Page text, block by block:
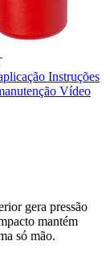
Instruções
Vídeo
gera pressão
mantém
só mão.